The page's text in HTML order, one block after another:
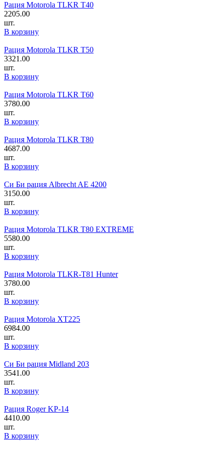
Рация Motorola TLKR T40
2205.00
шт.
В корзину
Рация Motorola TLKR T50
3321.00
шт.
В корзину
Рация Motorola TLKR T60
3780.00
шт.
В корзину
Рация Motorola TLKR T80
4687.00
шт.
В корзину
Си Би рация Albrecht AE 4200
3150.00
шт.
В корзину
Рация Motorola TLKR T80 EXTREME
5580.00
шт.
В корзину
Рация Motorola TLKR-T81 Hunter
3780.00
шт.
В корзину
Рация Motorola XT225
6984.00
шт.
В корзину
Си Би рация Midland 203
3541.00
шт.
В корзину
Рация Roger KP-14
4410.00
шт.
В корзину